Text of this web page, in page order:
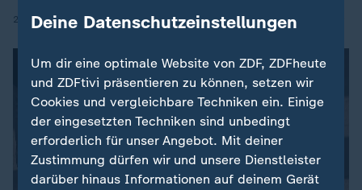
24.03.2022 | 21:45
Deine Datenschutzeinstellungen
Um dir eine optimale Website von ZDF, ZDFheute
und ZDFtivi präsentieren zu können, setzen wir
Cookies und vergleichbare Techniken ein. Einige
der eingesetzten Techniken sind unbedingt
erforderlich für unser Angebot. Mit deiner
Zustimmung dürfen wir und unsere Dienstleister
darüber hinaus Informationen auf deinem Gerät